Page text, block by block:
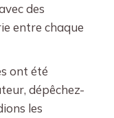
des
entre chaque
ont été
dépêchez-
les